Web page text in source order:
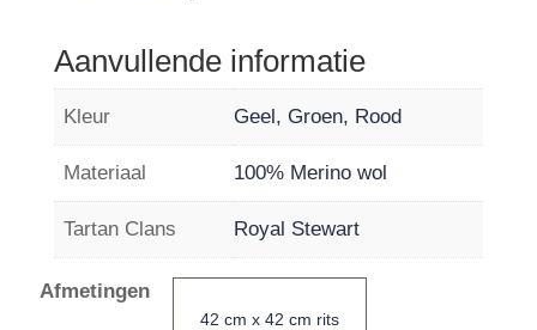
Aanvullende informatie
Kleur Geel, Groen, Rood
Materiaal 100% Merino wol
Tartan Clans Royal Stewart
Afmetingen
42 cm x 42 cm rits